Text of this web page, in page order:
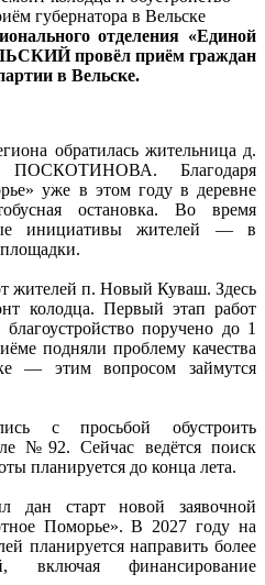
отделения «Единой
провёл приём граждан
в Вельске.
обратилась жительница д.
ПОСКОТИНОВА. Благодаря
уже в этом году в деревне
остановка. Во время
инициативы жителей — в
площадки.
жителей п. Новый Куваш. Здесь
колодца. Первый этап работ
поручено до 1
подняли проблему качества
— этим вопросом займутся
с просьбой обустроить
№92. Сейчас ведётся поиск
планируется до конца лета.
старт новой заявочной
Поморье». В 2027 году на
планируется направить более
включая финансирование